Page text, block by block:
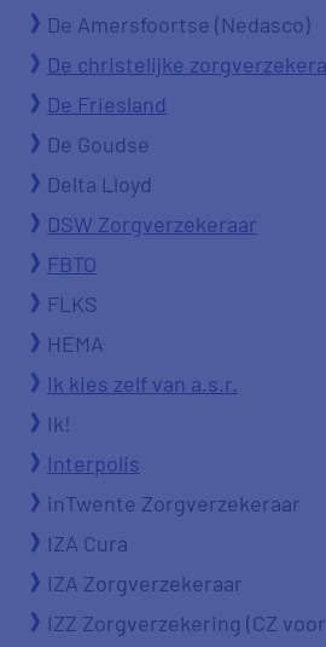
De Amersfoortse (Nedasco)
De christelijke
De Friesland
De Goudse
Delta Lloyd
DSW Zorgverzekeraar
FBTO
FLKS
HEMA
Ik kies zelf van a.s.r.
Ik!
Interpolis
inTwente Zorgverzekeraar
IZA Cura
IZA Zorgverzekeraar
IZZ Zorgverzekering (CZ